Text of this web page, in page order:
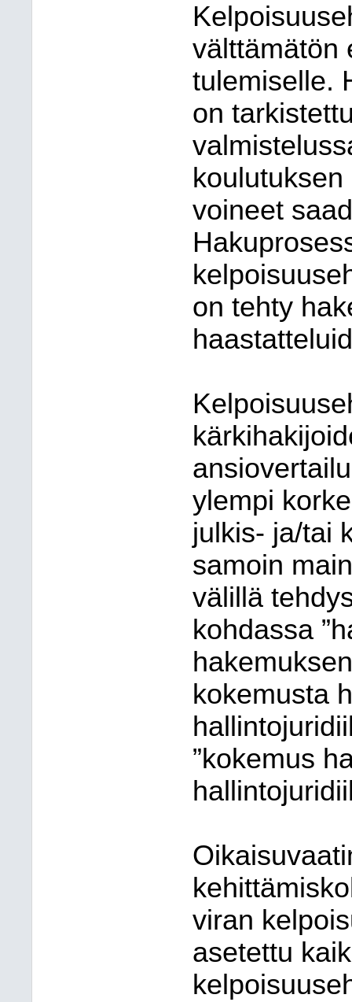
välttämätön
tulemiselle.
on
voineet
on tehty
ylempi
julkis- ja/tai
samoin
välillä
kohdassa
kokemusta
”kokemus
viran
asetettu